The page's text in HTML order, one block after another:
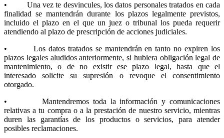
• Una vez te desvincules, los datos personales tratados en cada
finalidad se mantendrán durante los plazos legalmente previstos,
incluido el plazo en el que un juez o tribunal los pueda requerir
atendiendo al plazo de prescripción de acciones judiciales.
• Los datos tratados se mantendrán en tanto no expiren los
plazos legales aludidos anteriormente, si hubiera obligación legal de
mantenimiento, o de no existir ese plazo legal, hasta que el
interesado solicite su supresión o revoque el consentimiento
otorgado.
• Mantendremos toda la información y comunicaciones
relativas a tu compra o a la prestación de nuestro servicio, mientras
duren las garantías de los productos o servicios, para atender
posibles reclamaciones.